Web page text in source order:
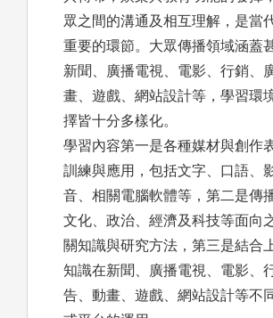
眾之間的溝通及相互理解，是當
重要的環節。大眾傳播領域涵蓋
新聞、廣播電視、電影、行銷、
畫、遊戲、網站設計等，學習環
擇皆十分多樣化。
學習內容第一是各種媒材與創作
訓練與應用，包括文字、口語、
音、相關電腦軟體等，第二是傳
文化、政治、經濟及科技等面向
關知識與研究方法，第三是結合
知識在新聞、廣播電視、電影、
告、動畫、遊戲、網站設計等不